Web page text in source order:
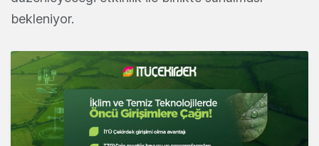
bekleniyor.